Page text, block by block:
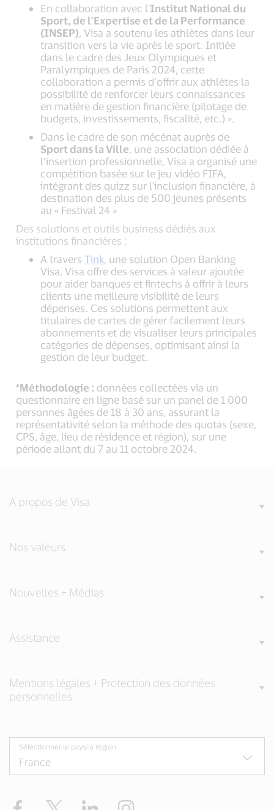
En collaboration avec l'Institut National du
Sport, de l'Expertise et de la Performance
(INSEP), Visa a soutenu les athlètes dans leur
transition vers la vie après le sport. Initiée
dans le cadre des Jeux Olympiques et
Paralympiques de Paris 2024, cette
collaboration a permis d’offrir aux athlètes la
possibilité de renforcer leurs connaissances
en matière de gestion financière (pilotage de
budgets, investissements, fiscalité, etc.) ».
Dans le cadre de son mécénat auprès de
Sport dans la Ville, une association dédiée à
l’insertion professionnelle, Visa a organisé une
compétition basée sur le jeu vidéo FIFA,
intégrant des quizz sur l'inclusion financière, à
destination des plus de 500 jeunes présents
au « Festival 24 »
Des solutions et outils business dédiés aux
institutions financières :
A traversTink, une solution Open Banking
Visa, Visa offre des services à valeur ajoutée
pour aider banques et fintechs à offrir à leurs
clients une meilleure visibilité de leurs
dépenses. Ces solutions permettent aux
titulaires de cartes de gérer facilement leurs
abonnements et de visualiser leurs principales
catégories de dépenses, optimisant ainsi la
gestion de leur budget.
*Méthodologie : données collectées via un
questionnaire en ligne basé sur un panel de 1 000
personnes âgées de 18 à 30 ans, assurant la
représentativité selon la méthode des quotas (sexe,
CPS, âge, lieu de résidence et région), sur une
période allant du 7 au 11 octobre 2024.
A propos de Visa
Nos valeurs
Nouvelles + Médias
Assistance
Mentions légales + Protection des données
personnelles
Sélectionner le pays/la région
Facebook Twitter LinkedIn